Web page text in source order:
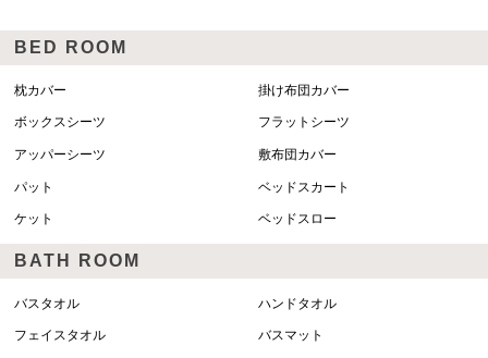
BED ROOM
枕カバー 掛け布団カバー
ボックスシーツ フラットシーツ
アッパーシーツ 敷布団カバー
パット ベッドスカート
ケット ベッドスロー
BATH ROOM
バスタオル ハンドタオル
フェイスタオル バスマット